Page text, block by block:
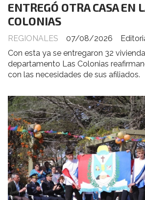
ENTREGÓ OTRA CASA EN
COLONIAS
REGIONALES
07/08/2026
Con esta ya se entregaron 32
departamento Las Colonias
con las necesidades de sus afiliados.